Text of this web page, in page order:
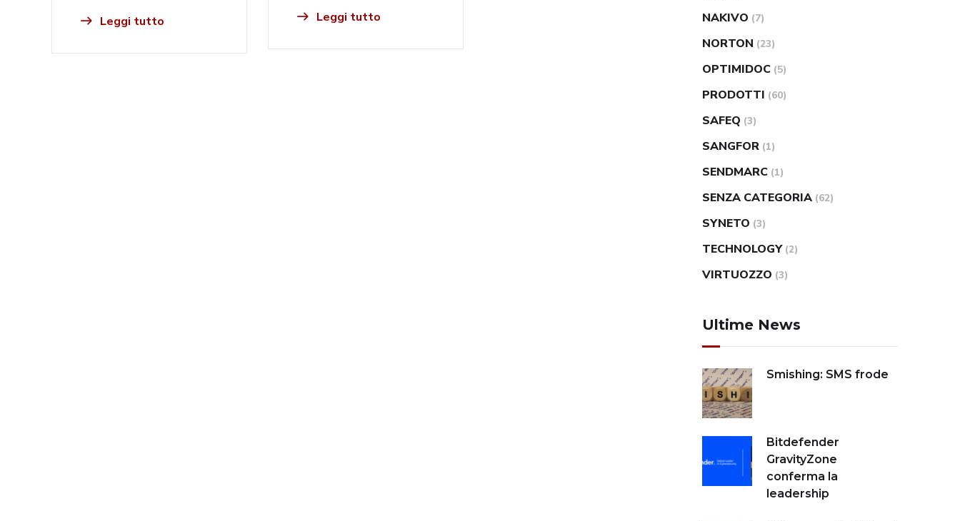
Leggi tutto Leggi tutto NAKIVO (7)
NORTON (23)
OPTIMIDOC (5)
PRODOTTI (60)
SAFEQ (3)
SANGFOR (1)
SENDMARC (1)
SENZA CATEGORIA (62)
SYNETO (3)
TECHNOLOGY (2)
VIRTUOZZO (3)
Ultime News
Smishing: SMS frode
Bitdefender
GravityZone
conferma la
leadership